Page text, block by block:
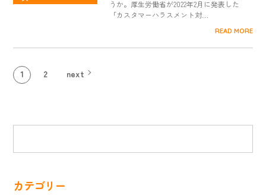
うか。厚生労働省が2022年2月に発表した
「カスタマーハラスメント対…
READ MORE
1 2 next
カテゴリー